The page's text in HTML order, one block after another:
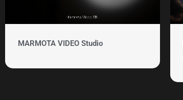
MARMOTA VIDEO Studio